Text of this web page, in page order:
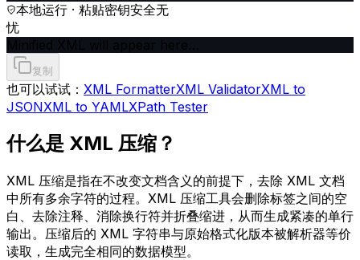
本地运行 · 粘贴密钥安全无
忧
复制
也可以试试： XML FormatterXML ValidatorXML to
JSONXML to YAMLXPath Tester
什么是 XML 压缩？
XML 压缩是指在不改变文档含义的前提下，去除 XML 文档
中所有多余字符的过程。XML 压缩工具会删除标签之间的空
白、去除注释、消除换行符并折叠缩进，从而生成紧凑的单行
输出。压缩后的 XML 字符串与原始格式化版本被解析器等价
读取，生成完全相同的数据模型。